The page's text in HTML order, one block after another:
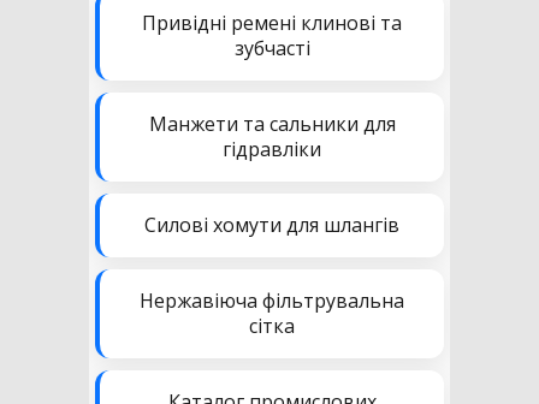
Привідні ремені клинові та
зубчасті
Манжети та сальники для
гідравліки
Силові хомути для шлангів
Нержавіюча фільтрувальна
сітка